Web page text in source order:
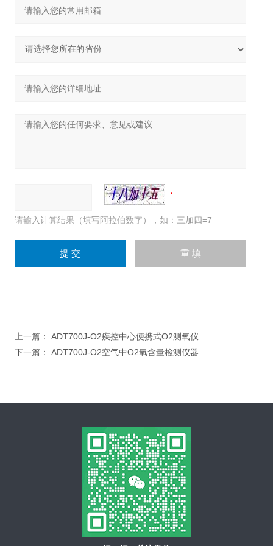
请输入计算结果（填写阿拉伯数字），如：三加四=7
上一篇： ADT700J-O2疾控中心便携式O2测氧仪
下一篇： ADT700J-O2空气中O2氧含量检测仪器